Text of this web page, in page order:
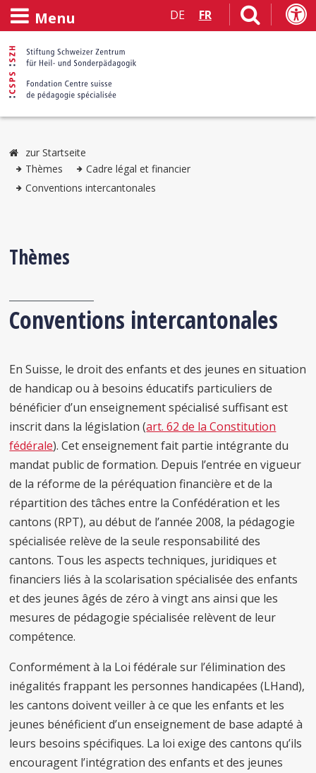
Menu DE FR
zur Startseite
Thèmes
Cadre légal et financier
Conventions intercantonales
Thèmes
Conventions intercantonales
En Suisse, le droit des enfants et des jeunes en situation
de handicap ou à besoins éducatifs particuliers de
bénéficier d’un enseignement spécialisé suffisant est
inscrit dans la législation (art. 62 de la Constitution
fédérale). Cet enseignement fait partie intégrante du
mandat public de formation. Depuis l’entrée en vigueur
de la réforme de la péréquation financière et de la
répartition des tâches entre la Confédération et les
cantons (RPT), au début de l’année 2008, la pédagogie
spécialisée relève de la seule responsabilité des
cantons. Tous les aspects techniques, juridiques et
financiers liés à la scolarisation spécialisée des enfants
et des jeunes âgés de zéro à vingt ans ainsi que les
mesures de pédagogie spécialisée relèvent de leur
compétence.
Conformément à la Loi fédérale sur l’élimination des
inégalités frappant les personnes handicapées (LHand),
les cantons doivent veiller à ce que les enfants et les
jeunes bénéficient d’un enseignement de base adapté à
leurs besoins spécifiques. La loi exige des cantons qu’ils
encouragent l’intégration des enfants et des jeunes